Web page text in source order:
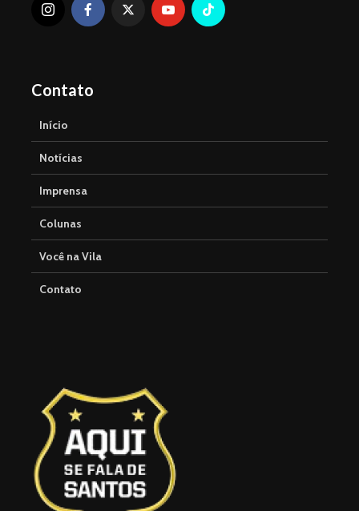
Contato
Início
Notícias
Imprensa
Colunas
Você na Vila
Contato